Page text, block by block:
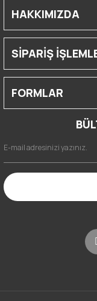
HAKKIMIZDA
SİPARİŞ
FORMLAR